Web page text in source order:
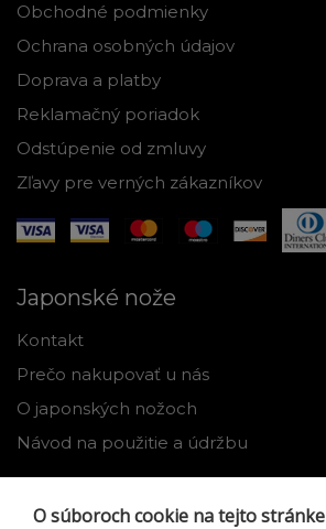
Obchodné podmienky
Ochrana osobných údajov
Doprava a platby
Reklamačný poriadok
Odstúpenie od zmluvy
Zľavy pre verných zákazníkov
Japonské nože
Kontakt
Prečo nakupovať u nás
O japonských nožoch
Návod na použitie a údržbu
O súboroch cookie na tejto stránke